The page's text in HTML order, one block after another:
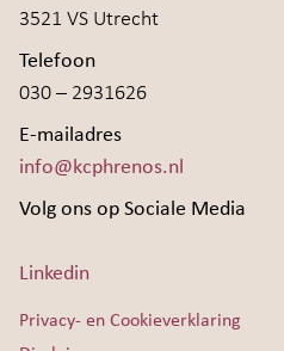
3521 VS Utrecht
Telefoon
030 – 2931626
E-mailadres
info@kcphrenos.nl
Volg ons op Sociale Media
Linkedin
Privacy- en Cookieverklaring